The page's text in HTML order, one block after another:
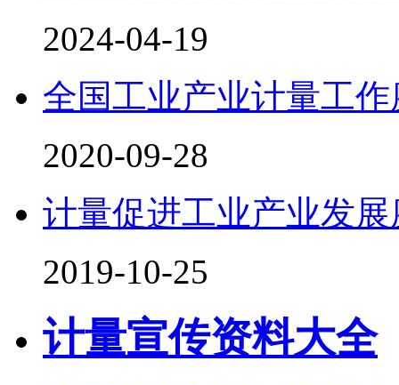
2024-04-19
全国工业产业计量工
2020-09-28
计量促进工业产业发
2019-10-25
计量宣传资料大全